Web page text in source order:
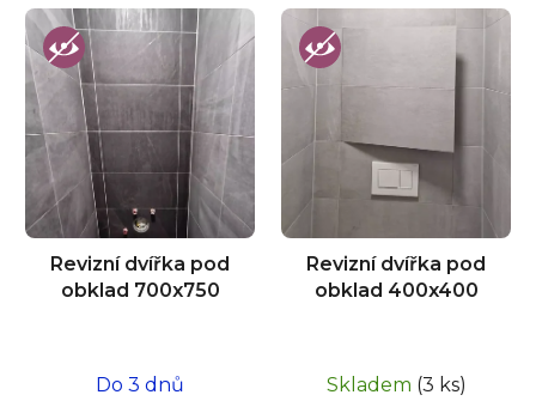
Revizní dvířka pod
obklad 700x750
Do 3 dnů
Revizní dvířka pod
obklad 400x400
Skladem (3 ks)